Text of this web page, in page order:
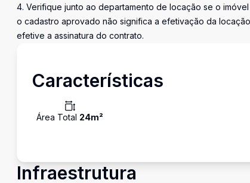
4. Verifique junto ao departamento de locação se o
o cadastro aprovado não significa a efetivação da
efetive a assinatura do contrato.
Características
Área Total 24m²
Infraestrutura